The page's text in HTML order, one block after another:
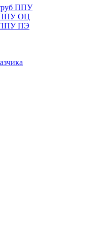
ППУ
ППУ ОЦ
ППУ ПЭ